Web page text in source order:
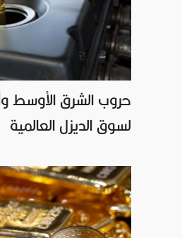
حروب الشرق الأوسط
لسوق الديزل العالمية